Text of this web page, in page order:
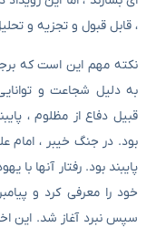
، قابل قبول و تجزیه و
نکته مهم این است که
به دلیل شجاعت و توانایی
قبیل دفاع از مظلوم ،
بود. در جنگ خیبر ، امام
پایبند بود. رفتار آنها با
خود را معرفی کرد و
سپس نبرد آغاز شد. این